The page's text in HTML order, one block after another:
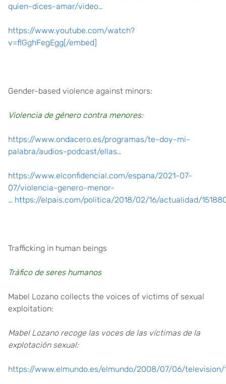
quien-dices-amar/video…
https://www.youtube.com/watch?
v=flGghFegEgg[/embed]
Gender-based violence against minors:
Violencia de género contra menores:
https://www.ondacero.es/programas/te-doy-mi-
palabra/audios-podcast/ellas…
https://www.elconfidencial.com/espana/2021-07-
07/violencia-genero-menor-
… https://elpais.com/politica/2018/02/16/actualidad/
Trafficking in human beings
Tráfico de seres humanos
Mabel Lozano collects the voices of victims of sexual
exploitation:
Mabel Lozano recoge las voces de las víctimas de la
explotación sexual:
https://www.elmundo.es/elmundo/2008/07/06/television/